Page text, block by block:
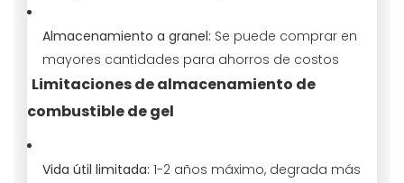
Almacenamiento a granel: Se puede comprar en
mayores cantidades para ahorros de costos
Limitaciones de almacenamiento de
combustible de gel
Vida útil limitada: 1-2 años máximo, degrada más